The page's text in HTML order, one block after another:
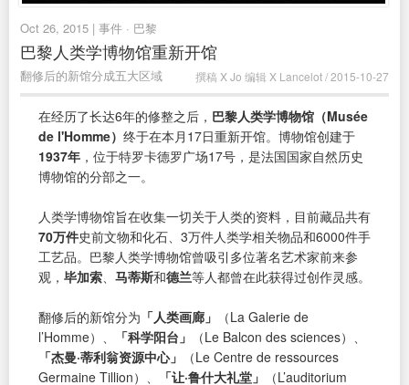
Oct 26, 2015 | 事件 · 巴黎
巴黎人类学博物馆重新开馆
翻修后的新馆分成五大区域 撰稿 X Jo 编辑 X Lancelot / 2015-10-27
在经历了长达6年的修整之后， 巴黎人类学博物馆（Musée
de l'Homme） 终于在本月17日重新开馆。博物馆创建于
1937年 ，位于特罗卡德罗广场17号，是法国国家自然历史
博物馆的分部之一。
人类学博物馆旨在收集一切关于人类的资料，目前藏品共有
70万件史前文物和化石、3万件人类学相关物品和6000件手
工艺品。巴黎人类学博物馆曾吸引多位著名艺术家前来参
观， 毕加索、 马蒂斯和德兰等人都曾在此获得过创作灵感。
翻修后的新馆分为 「人类画廊」
（La Galerie de
l’Homme）、
「科学阳台」
（Le Balcon des sciences）、
「杰曼·蒂利翁资源中心」
（Le Centre de ressources
Germaine Tillion）、
「让·鲁什大礼堂」
（L’auditorium